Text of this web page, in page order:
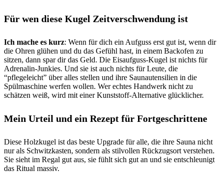
Für wen diese Kugel Zeitverschwendung ist
Ich mache es kurz: Wenn für dich ein Aufguss erst gut ist, wenn dir
die Ohren glühen und du das Gefühl hast, in einem Backofen zu
sitzen, dann spar dir das Geld. Die Eisaufguss-Kugel ist nichts für
Adrenalin-Junkies. Und sie ist auch nichts für Leute, die
“pflegeleicht” über alles stellen und ihre Saunautensilien in die
Spülmaschine werfen wollen. Wer echtes Handwerk nicht zu
schätzen weiß, wird mit einer Kunststoff-Alternative glücklicher.
Mein Urteil und ein Rezept für Fortgeschrittene
Diese Holzkugel ist das beste Upgrade für alle, die ihre Sauna nicht
nur als Schwitzkasten, sondern als stilvollen Rückzugsort verstehen.
Sie sieht im Regal gut aus, sie fühlt sich gut an und sie entschleunigt
das Ritual massiv.